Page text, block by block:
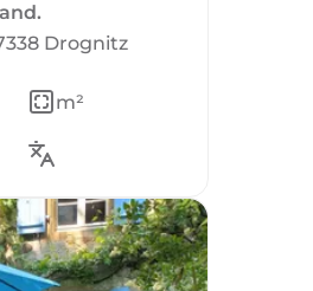
Drognitz
m²